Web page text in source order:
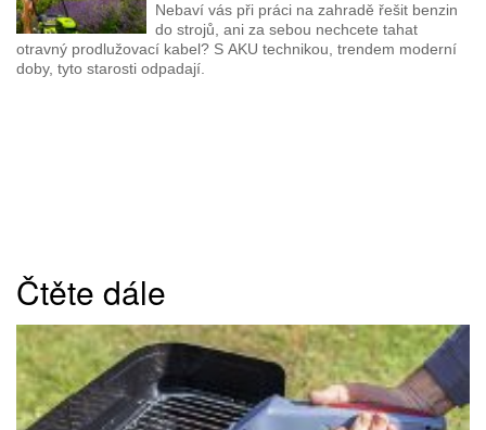
Nebaví vás při práci na zahradě řešit benzin
do strojů, ani za sebou nechcete tahat
otravný prodlužovací kabel? S AKU technikou, trendem moderní
doby, tyto starosti odpadají.
Čtěte dále